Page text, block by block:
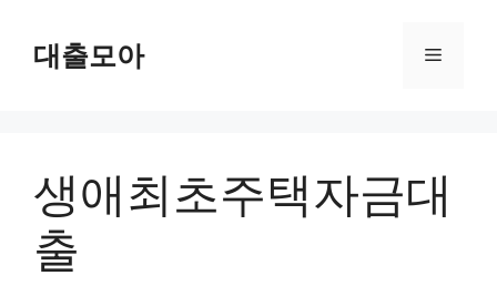
content대출모아 Menu
생애최초주택자금대
출